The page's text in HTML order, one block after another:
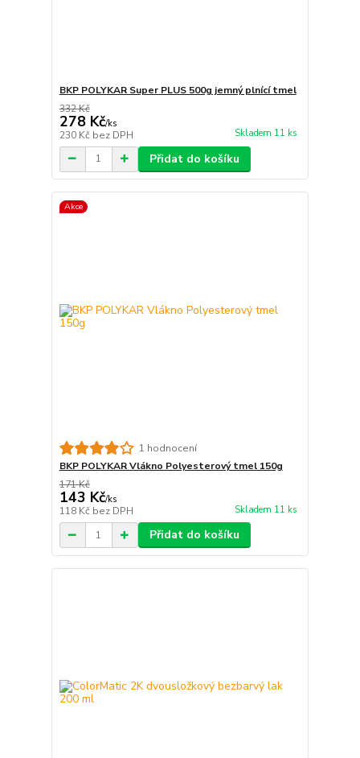
BKP POLYKAR Super PLUS 500g jemný plnící tmel
332 Kč
278 Kč/ks
230 Kč bez DPH Skladem 11 ks
Přidat do košíku
Akce
1 hodnocení
BKP POLYKAR Vlákno Polyesterový tmel 150g
171 Kč
143 Kč/ks
118 Kč bez DPH Skladem 11 ks
Přidat do košíku